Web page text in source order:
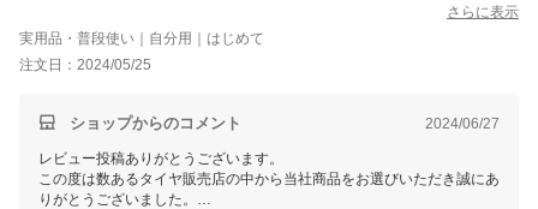
さらに表示
実用品・普段使い｜自分用｜はじめて
注文日：2024/05/25
ショップからのコメント 2024/06/27
レビュー投稿ありがとうございます。
この度は数あるタイヤ販売店の中から当社商品をお選びいただき誠にあ
りがとうございました。